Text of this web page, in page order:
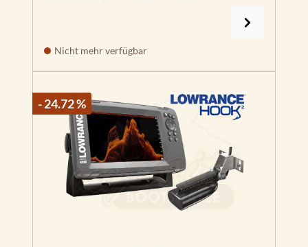
Nicht mehr verfügbar
- 24.72 %